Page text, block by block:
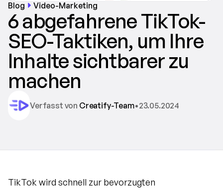
Blog Video-Marketing
6 abgefahrene TikTok-
SEO-Taktiken, um Ihre
Inhalte sichtbarer zu
machen
Verfasst von Creatify-Team•23.05.2024
TikTok wird schnell zur bevorzugten